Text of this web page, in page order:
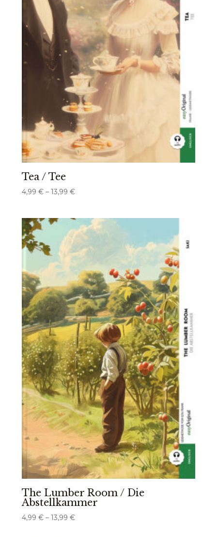
Tea / Tee
4,99 € – 13,99 €Preisspanne:
13,99 €
The Lumber Room / Die
Abstellkammer
4,99 € – 13,99 €Preisspanne: